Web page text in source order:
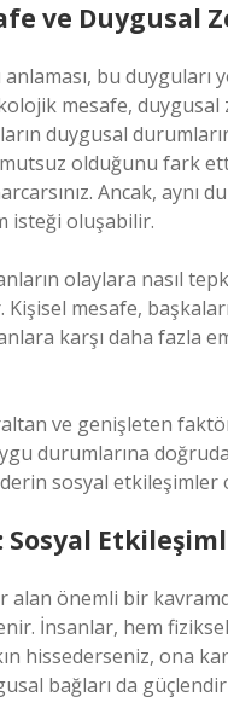
ve Duygusal
bu duyguları
mesafe, duygusal
duygusal
olduğunu fark
Ancak, aynı
isteği oluşabilir.
olaylara nasıl
mesafe,
karşı daha fazla
ve genişleten
durumlarına
derin sosyal
Sosyal
önemli bir
İnsanlar, hem
hissederseniz, ona
bağları da